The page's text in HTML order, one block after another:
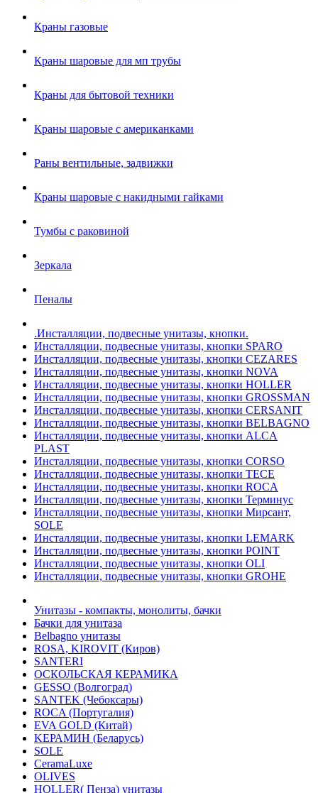
Краны газовые
Краны шаровые для мп трубы
Краны для бытовой техники
Краны шаровые с американками
Раны вентильные, задвижки
Краны шаровые с накидными гайками
Тумбы с раковиной
Зеркала
Пеналы
.Инсталляции, подвесные унитазы, кнопки.
Инсталляции, подвесные унитазы, кнопки SPARO
Инсталляции, подвесные унитазы, кнопки CEZARES
Инсталляции, подвесные унитазы, кнопки NOVA
Инсталляции, подвесные унитазы, кнопки HOLLER
Инсталляции, подвесные унитазы, кнопки GROSSMAN
Инсталляции, подвесные унитазы, кнопки CERSANIT
Инсталляции, подвесные унитазы, кнопки BELBAGNO
Инсталляции, подвесные унитазы, кнопки ALCA
PLAST
Инсталляции, подвесные унитазы, кнопки CORSO
Инсталляции, подвесные унитазы, кнопки TECE
Инсталляции, подвесные унитазы, кнопки ROCA
Инсталляции, подвесные унитазы, кнопки Терминус
Инсталляции, подвесные унитазы, кнопки Мирсант,
SOLE
Инсталляции, подвесные унитазы, кнопки LEMARK
Инсталляции, подвесные унитазы, кнопки POINT
Инсталляции, подвесные унитазы, кнопки OLI
Инсталляции, подвесные унитазы, кнопки GROHE
Унитазы - компакты, монолиты, бачки
Бачки для унитаза
Belbagno унитазы
ROSA, KIROVIT (Киров)
SANTERI
ОСКОЛЬСКАЯ КЕРАМИКА
GESSO (Волгоград)
SANTEK (Чебоксары)
ROCA (Португалия)
EVA GOLD (Китай)
KЕРАМИН (Беларусь)
SOLE
CeramaLuxe
OLIVES
HOLLER( Пенза) унитазы